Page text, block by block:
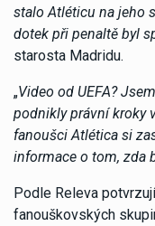
stalo Atléticu na jeho
dotek při penaltě byl
starosta Madridu.
„Video od UEFA?
podnikly právní kroky
fanoušci Atlética si
informace o tom, zda
Podle Releva
fanouškovských